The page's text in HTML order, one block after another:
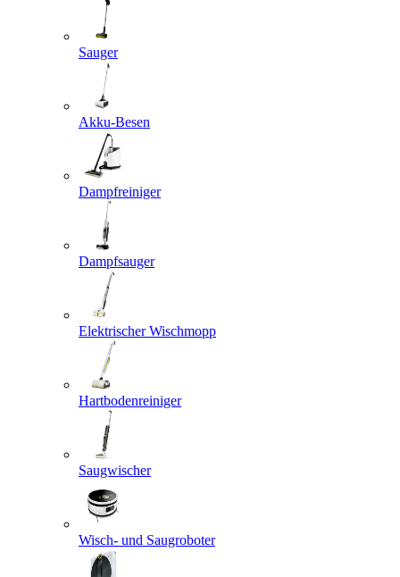
Sauger
Akku-Besen
Dampfreiniger
Dampfsauger
Elektrischer Wischmopp
Hartbodenreiniger
Saugwischer
Wisch- und Saugroboter